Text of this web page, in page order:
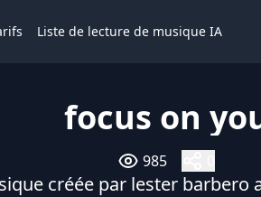
Liste de lecture de musique IA
focus on
985
créée par lester barbero